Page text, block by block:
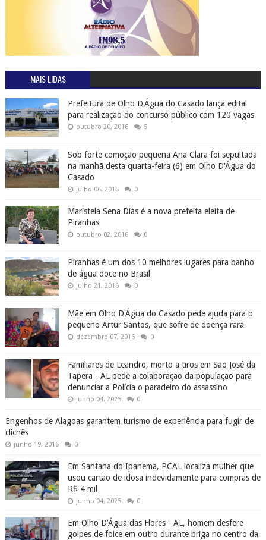
MAIS LIDAS
Prefeitura de Olho D'Água do Casado lança edital
para realização do concurso público com 120 vagas
outubro 20, 2016 5
Sob forte comoção pequena Ana Clara foi sepultada
na manhã desta quarta-feira (6) em Olho D'Água do
Casado
julho 06, 2016 0
Maristela Sena Dias é a nova prefeita eleita de
Piranhas
outubro 02, 2016 0
Piranhas é um dos 10 melhores lugares para banho
de água doce no Brasil
julho 21, 2016 0
Mãe em Olho D'Água do Casado pede ajuda para o
pequeno Artur Santos, que sofre de doença rara
dezembro 07, 2016 0
Familiares de Leandro, morto a tiros em São José da
Tapera - AL pede a colaboração da população para
denunciar a Polícia o paradeiro do assassino
junho 04, 2025 0
Engenhos de Alagoas garantem turismo de experiência para fugir de
clichês
junho 19, 2016 0
Em Santana do Ipanema, PCAL localiza mulher que
usou cartão de idosa indevidamente para compras de
R$ 4 mil
junho 04, 2025 0
Em Olho D’Água das Flores - AL, homem desfere
golpes de foice em outro durante briga no centro da